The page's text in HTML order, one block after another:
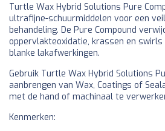
Turtle Wax Hybrid Solutions Pure
ultrafijne-schuurmiddelen voor een
behandeling. De Pure Compound
oppervlakteoxidatie, krassen en swirls
blanke lakafwerkingen.
Gebruik Turtle Wax Hybrid Solutions
aanbrengen van Wax, Coatings of
met de hand of machinaal te
Kenmerken: